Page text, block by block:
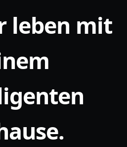
leben mit